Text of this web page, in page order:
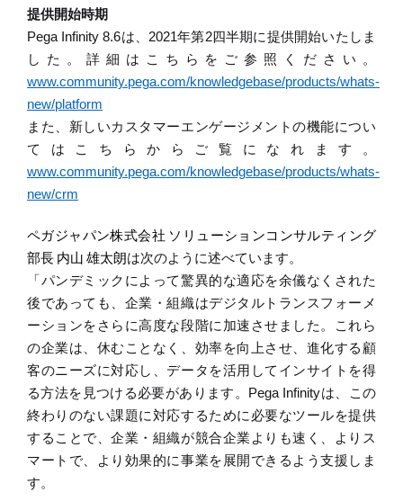
提供開始時期
Pega Infinity 8.6は、2021年第2四半期に提供開始いたしま
した。詳細はこちらをご参照ください。
www.community.pega.com/knowledgebase/products/whats-
new/platform
また、新しいカスタマーエンゲージメントの機能につい
てはこちらからご覧になれます。
www.community.pega.com/knowledgebase/products/whats-
new/crm
ペガジャパン株式会社 ソリューションコンサルティング
部長 内山 雄太朗は次のように述べています。
「パンデミックによって驚異的な適応を余儀なくされた
後であっても、企業・組織はデジタルトランスフォーメ
ーションをさらに高度な段階に加速させました。これら
の企業は、休むことなく、効率を向上させ、進化する顧
客のニーズに対応し、データを活用してインサイトを得
る方法を見つける必要があります。
Pega Infinityは、この
終わりのない課題に対応するために必要なツールを提供
することで、企業・組織が競合企業よりも速く、よりス
マートで、より効果的に事業を展開できるよう支援しま
す。